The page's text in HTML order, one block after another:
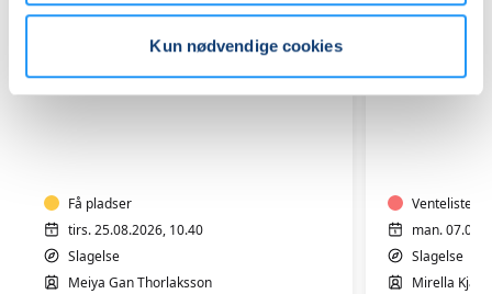
Kun nødvendige cookies
motion
og
yoga
med
Få pladser
tirs. 25.08.2026, 10.40
Slagelse
Meiya Gan Thorlaksson
i
Slagelse
Venteliste
man.
Slagelse
Mirella